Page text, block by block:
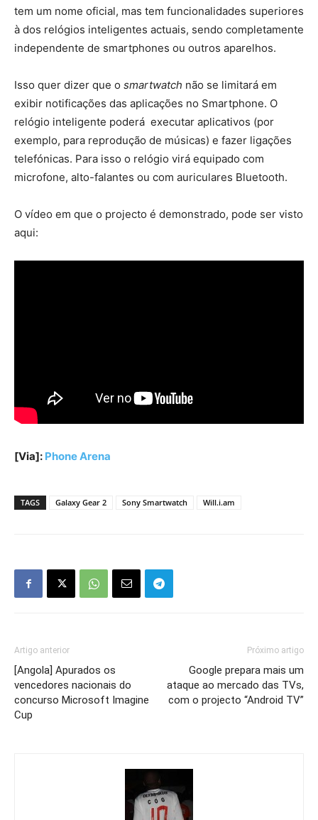
tem um nome oficial, mas tem funcionalidades superiores
à dos relógios inteligentes actuais, sendo completamente
independente de smartphones ou outros aparelhos.
Isso quer dizer que o smartwatch não se limitará em
exibir notificações das aplicações no Smartphone. O
relógio inteligente poderá executar aplicativos (por
exemplo, para reprodução de músicas) e fazer ligações
telefónicas. Para isso o relógio virá equipado com
microfone, alto-falantes ou com auriculares Bluetooth.
O vídeo em que o projecto é demonstrado, pode ser visto
aqui:
[Via]: Phone Arena
TAGS Galaxy Gear 2 Sony Smartwatch Will.i.am
Artigo anterior
[Angola] Apurados os
vencedores nacionais do
concurso Microsoft Imagine
Cup
Próximo artigo
Google prepara mais um
ataque ao mercado das TVs,
com o projecto “Android TV”